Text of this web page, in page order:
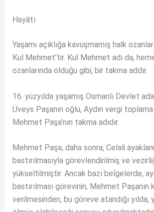
Hayâtı
Yaşamı açıklığa kavuşmamış halk
Kul Mehmet’tir. Kul Mehmet adı da,
ozanlarında olduğu gibi, bir takma addır.
16. yüzyılda yaşamış Osmanlı Devlet
Üveys Paşanın oğlu, Aydın vergi
Mehmet Paşa’nın takma adıdır.
Mehmet Paşa, daha sonra, Celali
bastırılmasıyla görevlendirilmiş ve
yükseltilmiştir. Ancak bazı belgelerde,
bastırılması görevinin, Mehmet Paşanın
verilmesinden, bu göreve atandığı yılda,